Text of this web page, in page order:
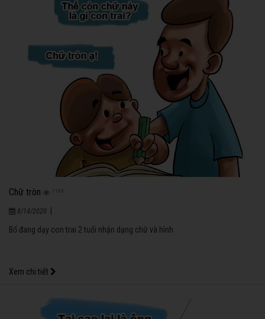
Chữ tròn 1194
8/14/2020
Bố đang dạy con trai 2 tuổi nhận dạng chữ và hình
Xem chi tiết